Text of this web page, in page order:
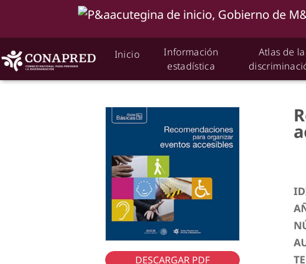
Inicio
Información
estadística
Atlas de la
DESCARGAR PDF